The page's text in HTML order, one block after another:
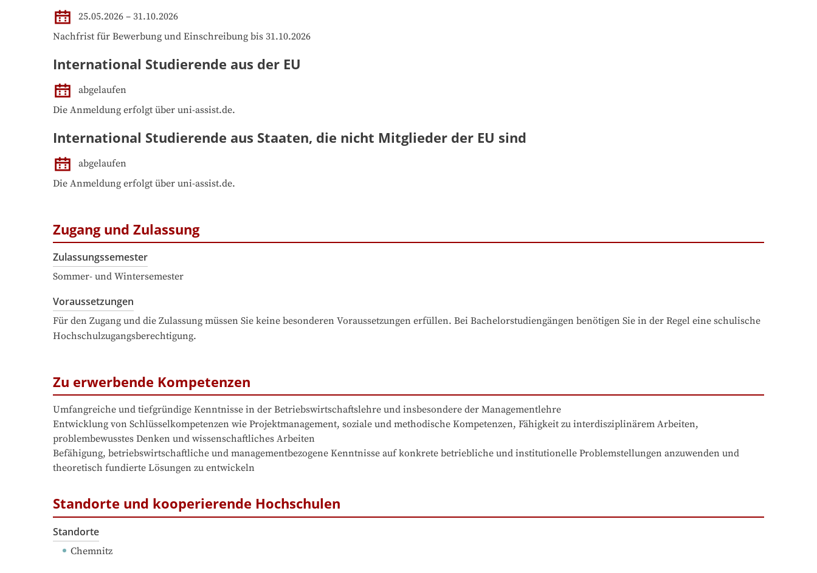
25.05.2026 – 31.10.2026
Nachfrist für Bewerbung und Einschreibung bis 31.10.2026
International Studierende aus der EU
abgelaufen
Die Anmeldung erfolgt über uni-assist.de.
International Studierende aus Staaten, die nicht Mitglieder der EU sind
abgelaufen
Die Anmeldung erfolgt über uni-assist.de.
Zugang und Zulassung
Zulassungssemester
Sommer- und Wintersemester
Voraussetzungen
Für den Zugang und die Zulassung müssen Sie keine besonderen Voraussetzungen erfüllen. Bei Bachelorstudiengängen benötigen Sie in der Regel eine schulische
Hochschulzugangsberechtigung.
Zu erwerbende Kompetenzen
Umfangreiche und tiefgründige Kenntnisse in der Betriebswirtschaftslehre und insbesondere der Managementlehre
Entwicklung von Schlüsselkompetenzen wie Projektmanagement, soziale und methodische Kompetenzen, Fähigkeit zu interdisziplinärem Arbeiten,
problembewusstes Denken und wissenschaftliches Arbeiten
Befähigung, betriebswirtschaftliche und managementbezogene Kenntnisse auf konkrete betriebliche und institutionelle Problemstellungen anzuwenden und
theoretisch fundierte Lösungen zu entwickeln
Standorte und kooperierende Hochschulen
Standorte
Chemnitz